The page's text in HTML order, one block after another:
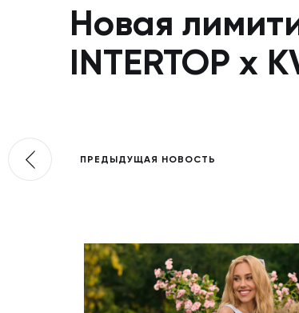
Новая
INTERTOP x
ПРЕДЫДУЩАЯ НОВОСТЬ